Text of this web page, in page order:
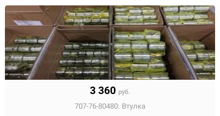
3 360 руб.
707-76-80480: Втулка